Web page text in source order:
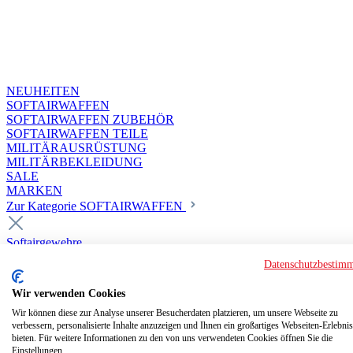
NEUHEITEN
SOFTAIRWAFFEN
SOFTAIRWAFFEN ZUBEHÖR
SOFTAIRWAFFEN TEILE
MILITÄRAUSRÜSTUNG
MILITÄRBEKLEIDUNG
SALE
MARKEN
Zur Kategorie SOFTAIRWAFFEN
Softairgewehre
Deluxe Custom Guns ab 18
Softair elektrisch ab 18
Softair elektrisch ab 14
Softair gasbetrieben ab 18
Softair HPA Luftdruck ab 18
Historische Softairwaffen
Wir verwenden Cookies
Wir können diese zur Analyse unserer Besucherdaten platzieren, um unsere Webseite zu
verbessern, personalisierte Inhalte anzuzeigen und Ihnen ein großartiges Webseiten-
bieten. Für weitere Informationen zu den von uns verwendeten Cookies öffnen Sie die
Einstellungen.